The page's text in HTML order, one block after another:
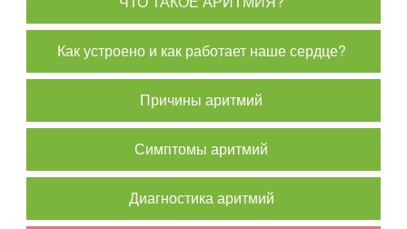
Как устроено и как работает наше сердце?
Причины аритмий
Симптомы аритмий
Диагностика аритмий